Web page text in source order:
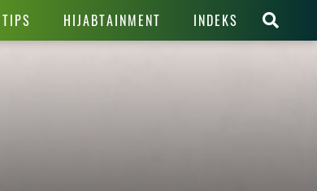
TIPS HIJABTAINMENT INDEKS